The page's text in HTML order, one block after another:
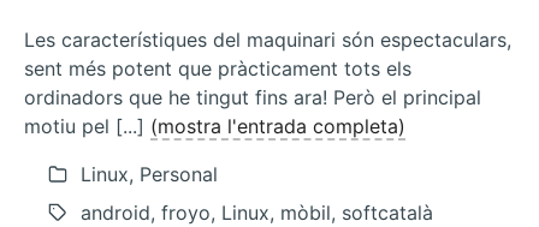
Les característiques del maquinari són espectaculars,
sent més potent que pràcticament tots els
ordinadors que he tingut fins ara! Però el principal
motiu pel [...] (mostra l'entrada completa)
Linux, Personal
android, froyo, Linux, mòbil, softcatalà